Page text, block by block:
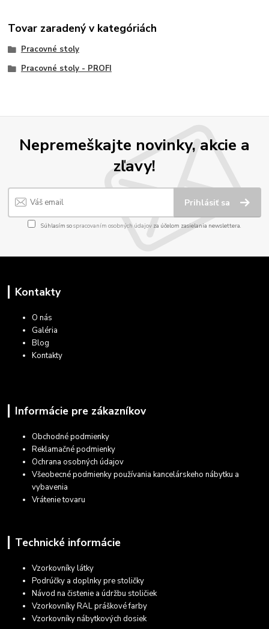
Tovar zaradený v kategóriách
Pracovné stoly
Pracovné stoly - PROFI
Nepremeškajte novinky, akcie a
zľavy!
Prihlásiť sa
Súhlasím sospracovaním osobných údajov za účelom zasielania newslettera.
Kontakty
O nás
Galéria
Blog
Kontakty
Informácie pre zákazníkov
Obchodné podmienky
Reklamačné podmienky
Ochrana osobných údajov
Všeobecné podmienky používania kancelárskeho nábytku a
vybavenia
Vrátenie tovaru
Technické informácie
Vzorkovníky látky
Podrúčky a doplnky pre stoličky
Návod na čistenie a údržbu stoličiek
Vzorkovníky RAL práškové farby
Vzorkovníky nábytkových dosiek